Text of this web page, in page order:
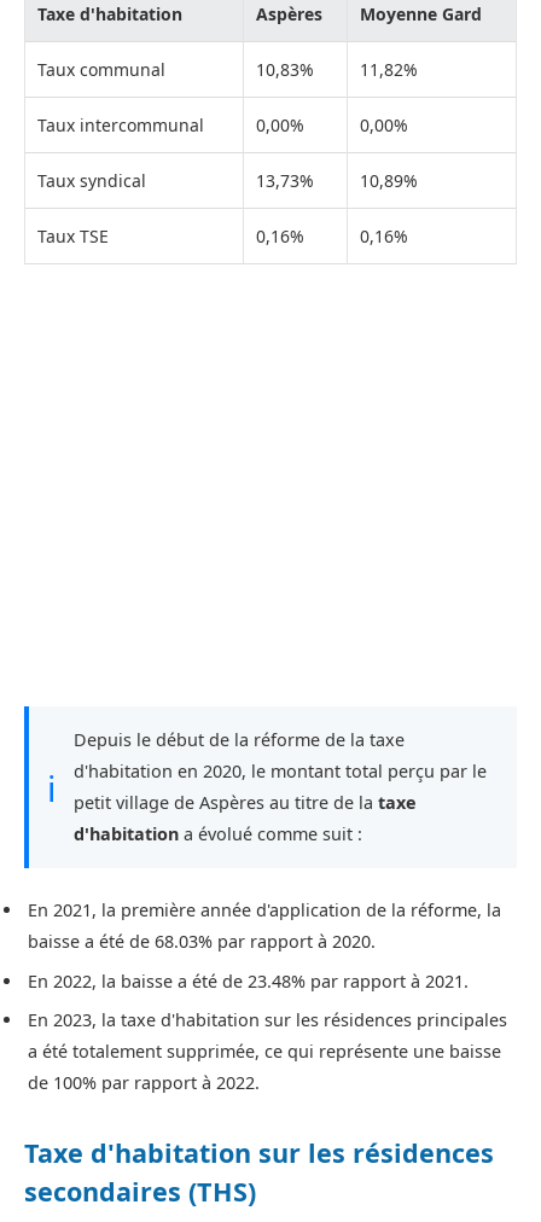
Taxe d'habitation Aspères Moyenne Gard
Taux communal 10,83% 11,82%
Taux intercommunal 0,00% 0,00%
Taux syndical 13,73% 10,89%
Taux TSE 0,16% 0,16%
ℹ
Depuis le début de la réforme de la taxe
d'habitation en 2020, le montant total perçu par le
petit village de Aspères au titre de la taxe
d'habitation a évolué comme suit :
En 2021, la première année d'application de la réforme, la
baisse a été de 68.03% par rapport à 2020.
En 2022, la baisse a été de 23.48% par rapport à 2021.
En 2023, la taxe d'habitation sur les résidences principales
a été totalement supprimée, ce qui représente une baisse
de 100% par rapport à 2022.
Taxe d'habitation sur les résidences
secondaires (THS)